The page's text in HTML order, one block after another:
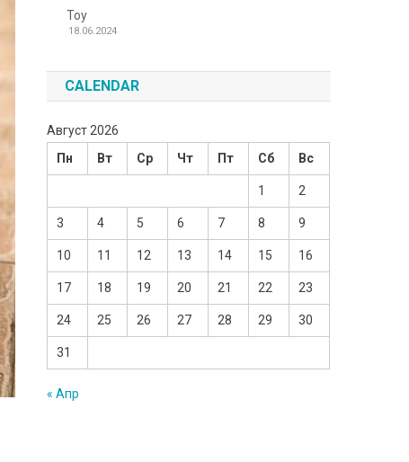
Toy
18.06.2024
CALENDAR
Август 2026
Пн
Вт Ср Чт Пт Сб Вс
1 2
3 4 5 6 7 8 9
10 11 12 13 14 15 16
17 18 19 20 21 22 23
24 25 26 27 28 29 30
31
« Апр